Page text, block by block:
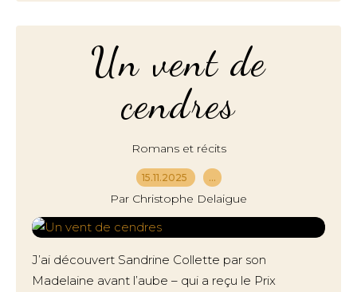
Un vent de
cendres
Romans et récits
15.11.2025 …
Par Christophe Delaigue
J’ai découvert Sandrine Collette par son
Madelaine avant l’aube – qui a reçu le Prix